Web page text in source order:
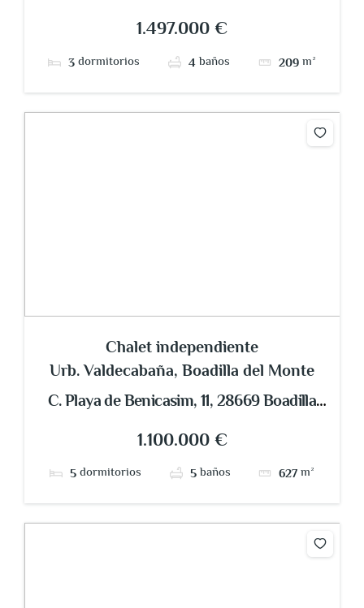
1.497.000 €
3 dormitorios 4 baños 209m²
Chalet independiente
Urb. Valdecabaña, Boadilla del Monte
C. Playa de Benicasim, 11, 28669 Boadilla
1.100.000 €
5dormitorios 5baños 627 m²